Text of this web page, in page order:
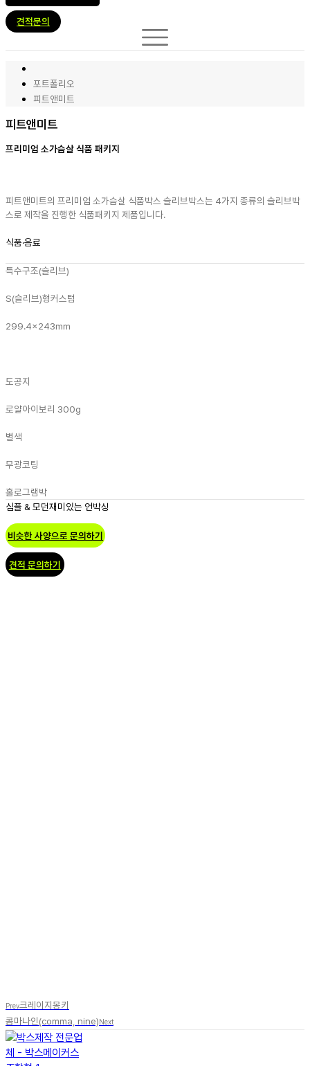
견적문의
포트폴리오
피트앤미트
피트앤미트
프리미엄 소가슴살 식품 패키지
피트앤미트의 프리미엄 소가슴살 식품박스 슬리브박스는 4가지 종류의 슬리브박
스로 제작을 진행한 식품패키지 제품입니다.
식품·음료
특수구조(슬리브)
S(슬리브)형커스텀
299.4x243mm
도공지
로얄아이보리 300g
별색
무광코팅
홀로그램박
심플 & 모던재미있는 언박싱
비슷한 사양으로 문의하기
견적 문의하기
Prev크레이지몽키
콤마나인(comma, nine) Next